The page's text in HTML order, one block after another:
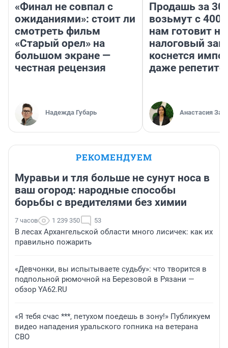
«Финал не совпал с
ожиданиями»: стоит ли
смотреть фильм
«Старый орел» на
большом экране —
честная рецензия
Надежда Губарь
Продашь за
возьмут с
нам готовит
налоговый
коснется
даже
Анастасия
РЕКОМЕНДУЕМ
Муравьи и тля больше не сунут носа в
ваш огород: народные способы
борьбы с вредителями без химии
7 часов 1 239 350 53
В лесах Архангельской области много лисичек: как их
правильно пожарить
«Девчонки, вы испытываете судьбу»: что творится в
подпольной рюмочной на Березовой в Рязани —
обзор YA62.RU
«Я тебя счас ***, петухом поедешь в зону!» Публикуем
видео нападения уральского гопника на ветерана
СВО